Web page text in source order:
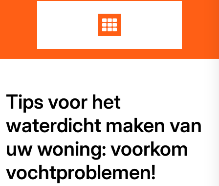
Tips voor het
waterdicht maken van
uw woning: voorkom
vochtproblemen!